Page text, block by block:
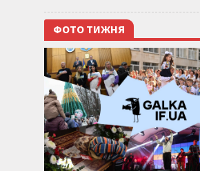
ФОТО ТИЖНЯ